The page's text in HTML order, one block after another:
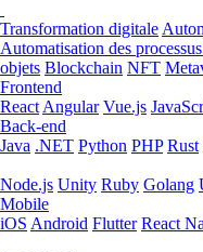
Transformation digitale
Automatisation des
objets Blockchain NFT
Frontend
React Angular Vue.js
Back-end
Java .NET Python PHP Rust
Node.js Unity Ruby Golang
Mobile
iOS Android Flutter React